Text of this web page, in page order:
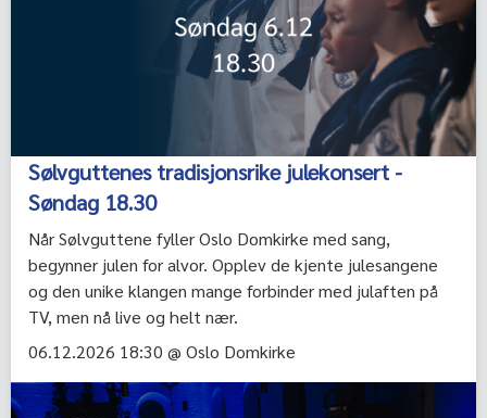
Sølvguttenes tradisjonsrike julekonsert -
Søndag 18.30
Når Sølvguttene fyller Oslo Domkirke med sang,
begynner julen for alvor. Opplev de kjente julesangene
og den unike klangen mange forbinder med julaften på
TV, men nå live og helt nær.
06.12.2026 18:30 @ Oslo Domkirke